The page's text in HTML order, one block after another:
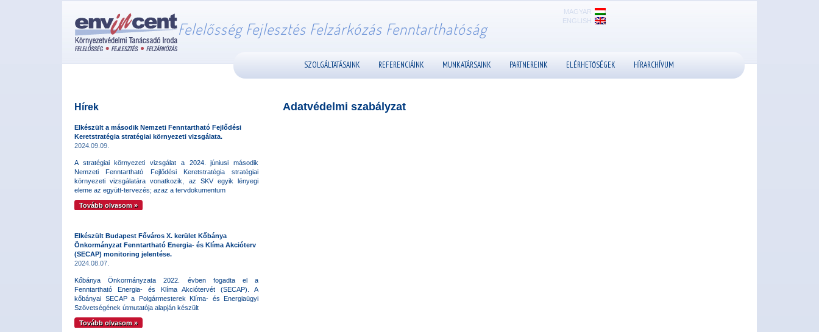
Felelősség Fejlesztés Felzárkózás Fenntarthatóság
MAGYAR
ENGLISH
SZOLGÁLTATÁSAINK REFERENCIÁINK MUNKATÁRSAINK PARTNEREINK ELÉRHETŐSÉGEK HÍRARCHÍVUM
Hírek
Elkészült a második Nemzeti Fenntartható Fejlődési
Keretstratégia stratégiai környezeti vizsgálata.
2024.09.09.
A stratégiai környezeti vizsgálat a 2024. júniusi második
Nemzeti Fenntartható Fejlődési Keretstratégia stratégiai
környezeti vizsgálatára vonatkozik, az SKV egyik lényegi
eleme az együtt-tervezés; azaz a tervdokumentum
Tovább olvasom »
Elkészült Budapest Főváros X. kerület Kőbánya
Önkormányzat Fenntartható Energia- és Klíma Akcióterv
(SECAP) monitoring jelentése.
2024.08.07.
Kőbánya Önkormányzata 2022. évben fogadta el a
Fenntartható Energia- és Klíma Akciótervét (SECAP). A
kőbányai SECAP a Polgármesterek Klíma- és Energiaügyi
Szövetségének útmutatója alapján készült
Tovább olvasom »
Adatvédelmi szabályzat